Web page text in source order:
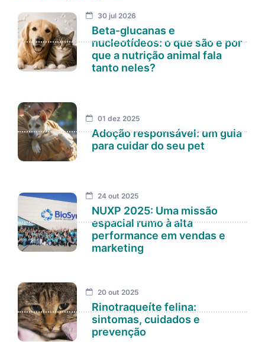
30 jul 2026
Beta-glucanas e
nucleotídeos: o que são e por
que a nutrição animal fala
tanto neles?
01 dez 2025
Adoção responsável: um guia
para cuidar do seu pet
24 out 2025
NUXP 2025: Uma missão
espacial rumo à alta
performance em vendas e
marketing
20 out 2025
Rinotraqueíte felina:
sintomas, cuidados e
prevenção